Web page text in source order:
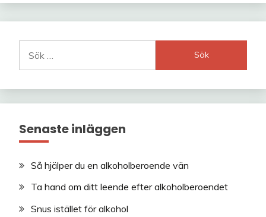
efter:
Senaste inläggen
Så hjälper du en alkoholberoende vän
Ta hand om ditt leende efter alkoholberoendet
Snus istället för alkohol